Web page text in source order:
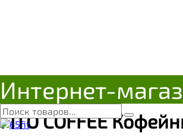
Интернет-
FITO COFFEE